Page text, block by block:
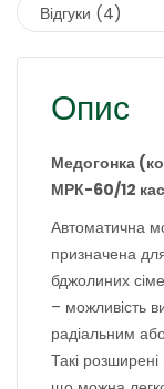
Відгуки (4)
Опис
Медогонка
МРК-60/12
Автоматична
призначена
бджолиних
– можливість
радіальним
Такі